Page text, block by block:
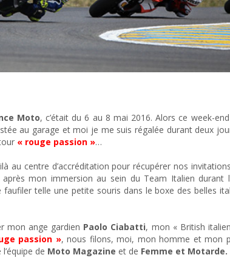
Moto, c’était du 6 au 8 mai 2016. Alors ce week-
au garage et moi je me suis régalée durant deux
« rouge passion »…
au centre d’accréditation pour récupérer nos
mon immersion au sein du Team Italien durant
telle une petite souris dans le boxe des belles
mon ange gardien Paolo Ciabatti, mon « British
passion », nous filons, moi, mon homme et mon
de Moto Magazine et de Femme et Motarde.